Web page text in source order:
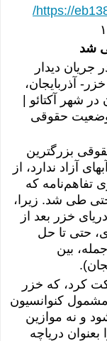
https://
‌شد
جریان دیدار
آذربایجان،
در شهر آکتائو |
وضعیت حقوقی
بزرگترین
آزاد ندارد، از
تفاهم‌نامه که
طی شد. زیرا،
خزر بعد از
حتی تا حل
بین
کرد، که خزر
کنوانسیون
و نه موازین
دریاچه